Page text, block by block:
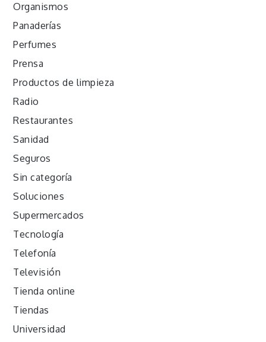
Organismos
Panaderías
Perfumes
Prensa
Productos de limpieza
Radio
Restaurantes
Sanidad
Seguros
Sin categoría
Soluciones
Supermercados
Tecnología
Telefonía
Televisión
Tienda online
Tiendas
Universidad